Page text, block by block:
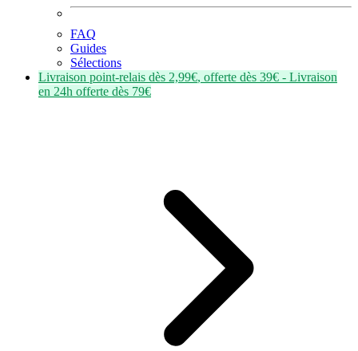
FAQ
Guides
Sélections
Livraison point-relais dès 2,99€, offerte dès 39€ - Livraison
en 24h offerte dès 79€